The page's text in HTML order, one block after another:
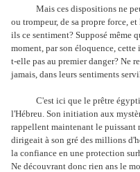
Mais ces dispositions ne
ou trompeur, de sa propre force,
ils ce sentiment? Supposé même
moment, par son éloquence,
t-elle pas au premier danger? Ne
jamais, dans leurs sentiments
C'est ici que le prêtre
l'Hébreu. Son initiation aux
rappellent maintenant le puissant
dirigeait à son gré des millions
la confiance en une protection
Ne découvrant donc rien ans le